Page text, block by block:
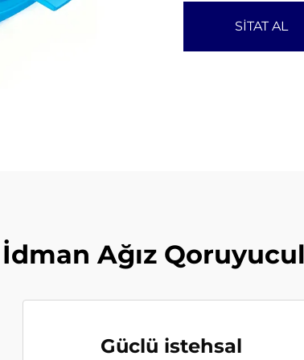
SİTAT AL
Ağız
Güclü istehsal